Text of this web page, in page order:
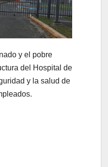
y el pobre
del Hospital de
y la salud de